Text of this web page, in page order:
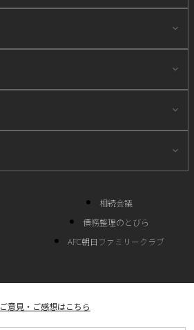
相続会議
債務整理のとびら
AFC朝日ファミリークラブ
ご意見・ご感想はこちら